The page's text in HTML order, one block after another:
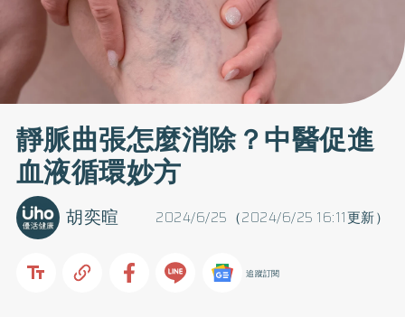
靜脈曲張怎麼消除？中醫促進
血液循環妙方
2024/6/25（2024/6/25 16:11更新）
胡奕暄
追蹤訂閱